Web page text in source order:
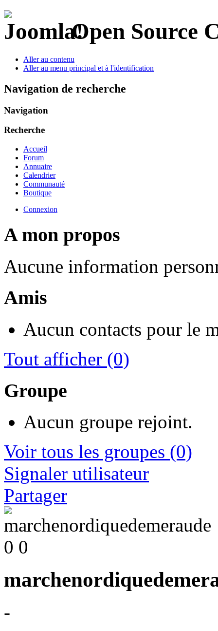
Open Source
Aller au contenu
Aller au menu principal et à l'identification
Navigation de recherche
Navigation
Recherche
Accueil
Forum
Annuaire
Calendrier
Communauté
Boutique
Connexion
A mon propos
Aucune information
Amis
Aucun contacts pour le
Tout afficher (0)
Groupe
Aucun groupe rejoint.
Voir tous les groupes (0)
Signaler utilisateur
Partager
0 0
-